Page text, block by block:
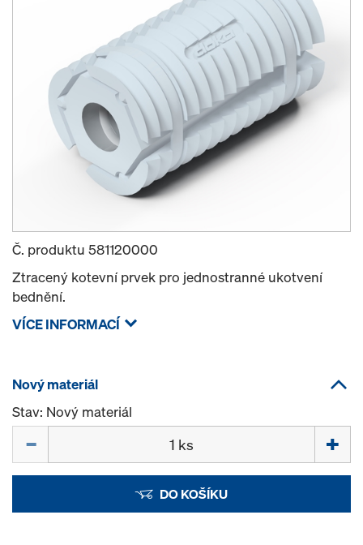
Č. produktu 581120000
Ztracený kotevní prvek pro jednostranné ukotvení
bednění.
VÍCE INFORMACÍ
Nový materiál
Stav: Nový materiál
DO KOŠÍKU